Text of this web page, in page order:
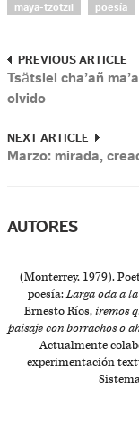
maya-tzotzil poesía
PREVIOUS ARTICLE
Tsätslel cha’añ
olvido
NEXT ARTICLE
Marzo: mirada,
AUTORES
(Monterrey, 1979).
poesía:Larga oda a
Ernesto Ríos,iremos
paisaje con borrachos o
Actualmente
experimentación